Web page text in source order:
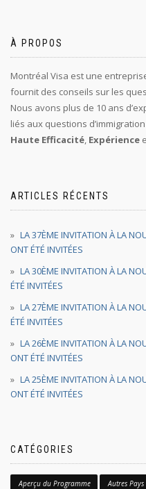
À PROPOS
Montréal Visa est une
fournit des conseils sur les
Nous avons plus de 10 ans
liés aux questions
Haute Efficacité, Expérience
ARTICLES RÉCENTS
LA 37ÈME INVITATION À LA
ONT ÉTÉ INVITÉES
LA 30ÈME INVITATION À LA
ÉTÉ INVITÉES
LA 27ÈME INVITATION À LA
ÉTÉ INVITÉES
LA 26ÈME INVITATION À LA
ONT ÉTÉ INVITÉES
LA 25ÈME INVITATION À LA
ONT ÉTÉ INVITÉES
CATÉGORIES
Aperçu du Programme Autres Pays